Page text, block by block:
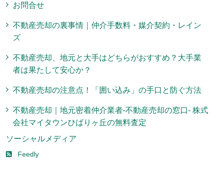
お問合せ
不動産売却の裏事情｜仲介手数料・媒介契約・レイン
ズ
不動産売却、地元と大手はどちらがおすすめ？大手業
者は果たして安心か？
不動産売却の注意点！「囲い込み」の手口と防ぐ方法
不動産売却｜地元密着仲介業者-不動産売却の窓口- 株式
会社マイタウンひばりヶ丘の無料査定
ソーシャルメディア
Feedly